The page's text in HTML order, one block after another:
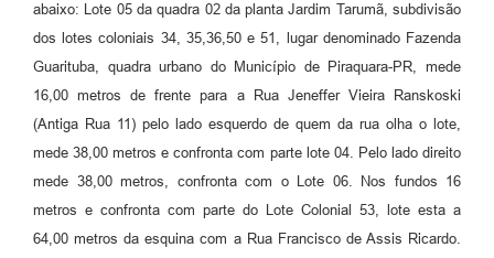
abaixo: Lote 05 da quadra 02 da planta Jardim Tarumã, subdivisão
dos lotes coloniais 34, 35,36,50 e 51, lugar denominado Fazenda
Guarituba, quadra urbano do Município de Piraquara-PR, mede
16,00 metros de frente para a Rua Jeneffer Vieira Ranskoski
(Antiga Rua 11) pelo lado esquerdo de quem da rua olha o lote,
mede 38,00 metros e confronta com parte lote 04. Pelo lado direito
mede 38,00 metros, confronta com o Lote 06. Nos fundos 16
metros e confronta com parte do Lote Colonial 53, lote esta a
64,00 metros da esquina com a Rua Francisco de Assis Ricardo.